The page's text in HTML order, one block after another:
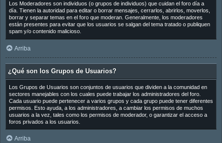
Los Moderadores son individuos (o grupos de individuos) que cuidan el foro día a
día. Tienen la autoridad para editar o borrar mensajes, cerrarlos, abrirlos, moverlos,
borrar y separar temas en el foro que moderan. Generalmente, los moderadores
están presentes para evitar que los usuarios se salgan del tema tratado o publiquen
spam y/o contenido malicioso.
Arriba
¿Qué son los Grupos de Usuarios?
Los Grupos de Usuarios son conjuntos de usuarios que dividen a la comunidad en
sectores manejables con los cuales puede trabajar los administradores del foro.
Cada usuario puede pertenecer a varios grupos y cada grupo puede tener diferentes
permisos. Esto ayuda, a los administradores, a cambiar los permisos de muchos
usuarios a la vez, tales como los permisos de moderador, o garantizar el acceso a
foros privados a los usuarios.
Arriba